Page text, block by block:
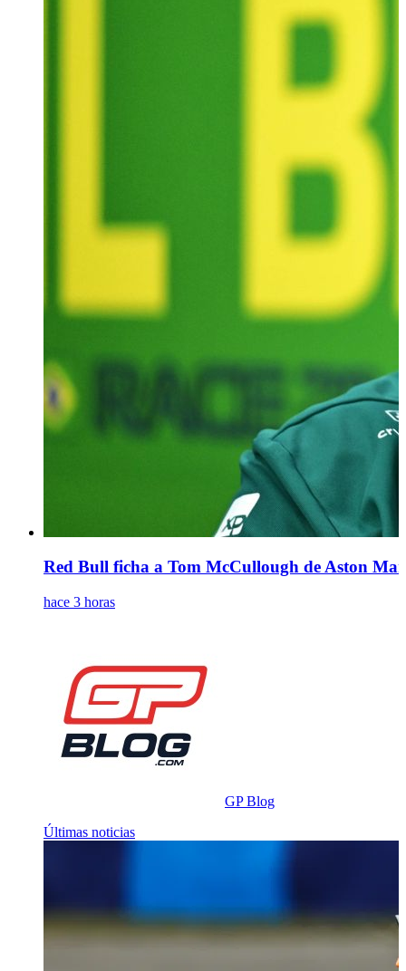
Red Bull ficha a Tom McCullough de Aston
hace 3 horas
GP Blog
Últimas noticias